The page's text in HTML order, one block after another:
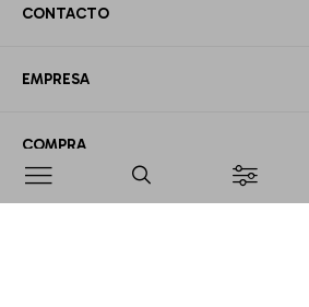

CONTACTO
EMPRESA
COMPRA